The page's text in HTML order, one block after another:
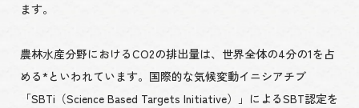
ます。
農林⽔産分野におけるCO2の排出量は、世界全体の4分の1を占
める*といわれています。国際的な気候変動イニシアチブ
「SBTi（Science Based Targets Initiative）」によるSBT認定を